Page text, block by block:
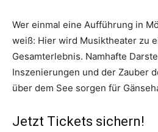
Wer einmal eine Aufführung in
weiß: Hier wird Musiktheater zu
Gesamterlebnis. Namhafte
Inszenierungen und der Zauber
über dem See sorgen für
Jetzt Tickets sichern!